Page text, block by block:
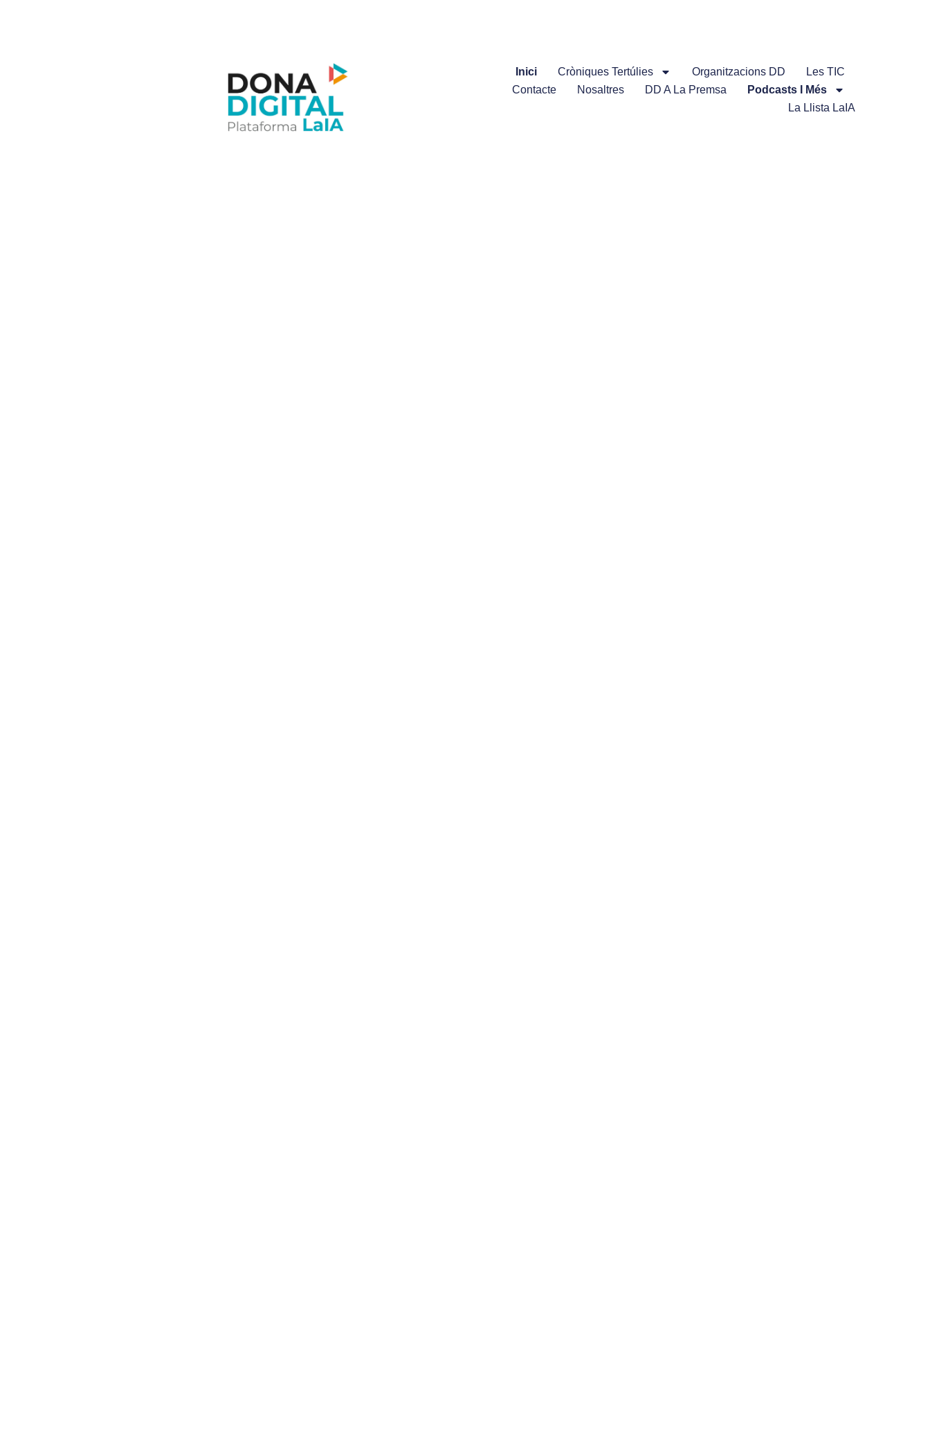
Inici Cròniques Tertúlies Organitzacions DD
Les TIC
Contacte
Nosaltres DD A La Premsa
Podcasts I Més
La Llista LaIA